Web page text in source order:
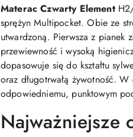
Materac Czwarty ElementH2/
sprężyn Multipocket. Obie ze
utwardzoną. Pierwsza z pianek
przewiewność i wysoką
dopasowuje się do kształtu
oraz długotrwałą żywotność.
odpowiedniemu, punktowym
Najważniejsze